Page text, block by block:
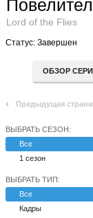
Lord of the Flies
Статус: Завершен
ОБЗОР
Предыдущая
ВЫБРАТЬ СЕЗОН:
Все
1 сезон
ВЫБРАТЬ ТИП:
Все
Кадры